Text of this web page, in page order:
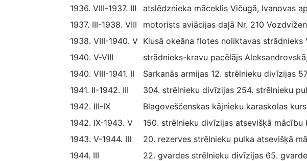
1936. VIII-1937. III
atslēdznieka māceklis Vičugā, Ivanovas
1937. III-1938. VIII
motorists aviācijas daļā Nr. 210
1938. VIII-1940. V Klusā okeāna flotes noliktavas strādnieks
1940. V-VIII
strādnieks-kravu pacēlājs
1940. VIII-1941. II
Sarkanās armijas 12. strēlnieku divīzijas
1941. II-1942. III
304. strēlnieku divīzijas 254. strēlnieku
1942. III-IX
Blagoveščenskas kājnieku karaskolas
1942. IX-1943. V
150. strēlnieku divīzijas atsevišķā
1943. V-1944. III
20. rezerves strēlnieku pulka atsevišķā
1944. III
22. gvardes strēlnieku divīzijas 65.